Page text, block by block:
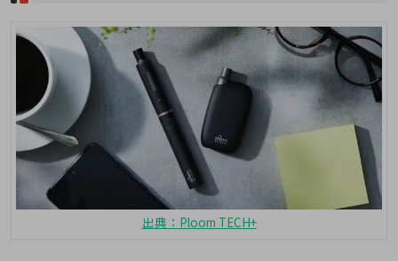
出典：Ploom TECH+